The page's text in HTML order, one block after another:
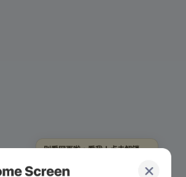
别看网页啦，看我！点击解锁